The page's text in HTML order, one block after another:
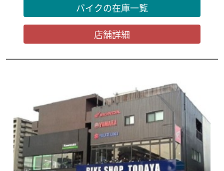
バイクの在庫一覧
店舗詳細